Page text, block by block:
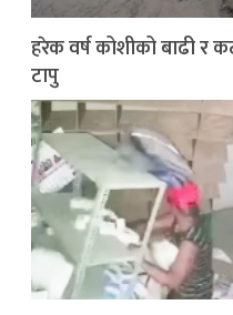
हरेक वर्ष कोशीको बाढी र
टापु